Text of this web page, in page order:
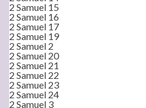
2 Samuel 15
2 Samuel 16
2 Samuel 17
2 Samuel 19
2 Samuel 2
2 Samuel 20
2 Samuel 21
2 Samuel 22
2 Samuel 23
2 Samuel 24
2 Samuel 3